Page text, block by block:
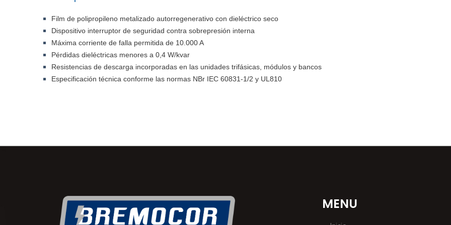
Film de polipropileno metalizado autorregenerativo con dieléctrico seco
Dispositivo interruptor de seguridad contra sobrepresión interna
Máxima corriente de falla permitida de 10.000 A
Pérdidas dieléctricas menores a 0,4 W/kvar
Resistencias de descarga incorporadas en las unidades trifásicas, módulos y bancos
Especificación técnica conforme las normas NBr IEC 60831-1/2 y UL810
MENU